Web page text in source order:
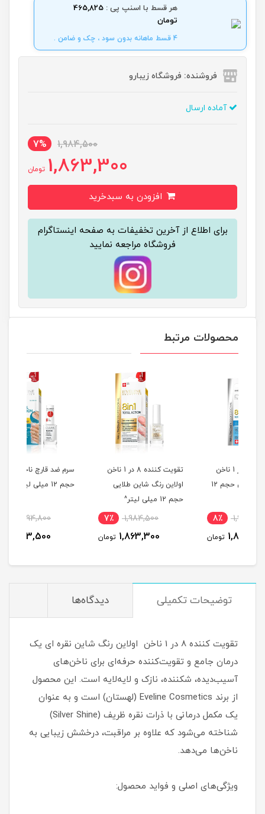
هر قسط با اسنپ پی : 465,825
تومان
4 قسط ماهانه بدون سود ، چک و ضامن .
فروشنده: فروشگاه زیبارو
آماده ارسال
1,984,500
7%
1,863,300 تومان
برای اطلاع از آخرین تخفیفات به صفحه اینستاگرام
فروشگاه مراجعه نمایید
محصولات مرتبط
تقویت کننده 8 در 1 ناخن
اولاین رنگ شاین طلایی
7٪
تومان
سرم ضد قارچ ناخن اولاین
حجم 12 میلی لیتر^
6٪
تومان
توضیحات تکمیلی دیدگاه‌ها
تقویت کننده 8 در 1 ناخن اولاین رنگ شاین نقره ای یک
درمان جامع و تقویت‌کننده حرفه‌ای برای ناخن‌های
آسیب‌دیده، شکننده، نازک و لایه‌لایه است. این محصول
از برند Eveline Cosmetics (لهستان) است و به عنوان
یک مکمل درمانی با ذرات نقره ظریف (Silver Shine)
شناخته می‌شود که علاوه بر مراقبت، درخشش زیبایی به
ناخن‌ها می‌دهد.
ویژگی‌های اصلی و فواید محصول: